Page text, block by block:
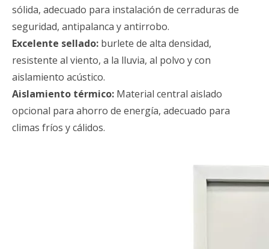
sólida, adecuado para instalación de cerraduras de
seguridad, antipalanca y antirrobo.
Excelente sellado: burlete de alta densidad,
resistente al viento, a la lluvia, al polvo y con
aislamiento acústico.
Aislamiento térmico: Material central aislado
opcional para ahorro de energía, adecuado para
climas fríos y cálidos.